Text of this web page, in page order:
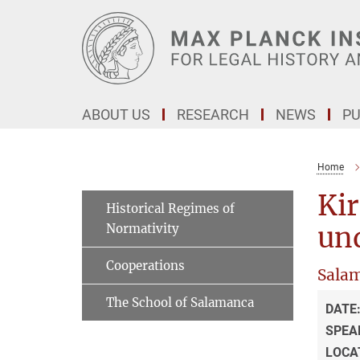
ABOUT US RESEARCH NEWS
Home
Historical Regimes of
Normativity
Cooperations
The School of Salamanca